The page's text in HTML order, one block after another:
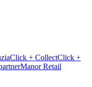
Click + CollectClick +
Manor Retail